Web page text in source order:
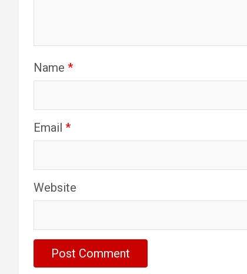
Name *
Email *
Website